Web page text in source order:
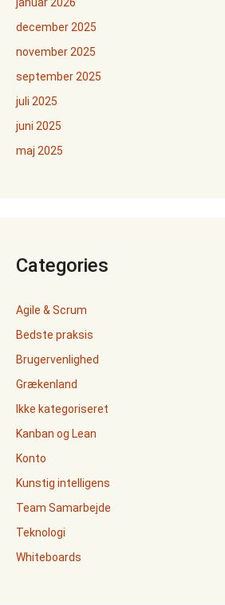
december 2025
november 2025
september 2025
juli 2025
juni 2025
maj 2025
Categories
Agile & Scrum
Bedste praksis
Brugervenlighed
Grækenland
Ikke kategoriseret
Kanban og Lean
Konto
Kunstig intelligens
Team Samarbejde
Teknologi
Whiteboards